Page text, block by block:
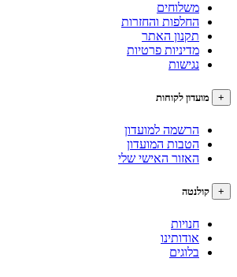
משלוחים
החלפות והחזרות
תקנון האתר
מדיניות פרטיות
נגישות
לקוחות
הרשמה למועדון
הטבות המועדון
האזור האישי שלי
חנויות
אודותינו
בלוגים